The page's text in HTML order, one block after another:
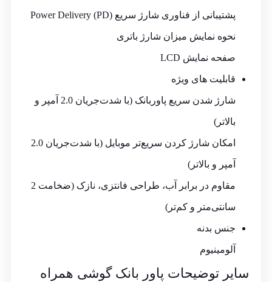
پشتیبانی از فناوری شارژ سریع Power Delivery (PD)
نحوه نمایش میزان شارژ باتری
صفحه نمایش LCD
قابلیت های ویژه
شارژ شدن سریع پاوربانک (با شدت‌جریان 2.0 آمپر و
بالاتر)
امکان شارژ کردن سریع‌تر موبایل (با شدت‌جریان 2.0
آمپر و بالاتر)
مقاوم در برابر آب، طراحی فانتزی، نازک (ضخامت 2
سانتی‌متر و کم‌تر)
جنس بدنه
آلومینیوم
سایر توضیحات پاور بانک گوشی همراه